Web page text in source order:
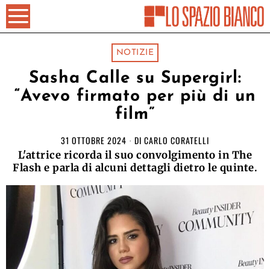
NOTIZIE
Sasha Calle su Supergirl:
“Avevo firmato per più di un
film”
31 OTTOBRE 2024 DI CARLO CORATELLI
L'attrice ricorda il suo convolgimento in The
Flash e parla di alcuni dettagli dietro le quinte.